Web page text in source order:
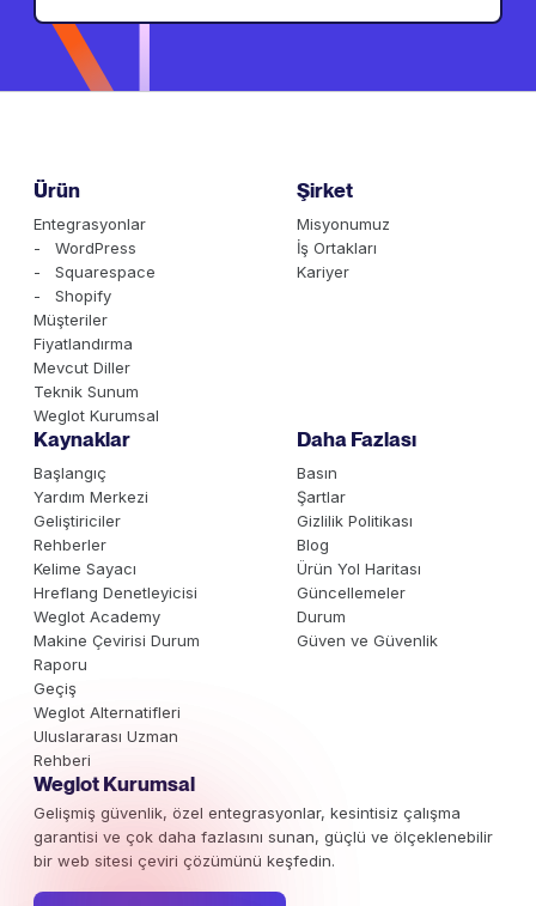
Ürün
Entegrasyonlar
- WordPress
- Squarespace
- Shopify
Müşteriler
Fiyatlandırma
Mevcut Diller
Teknik Sunum
Weglot Kurumsal
Şirket
Misyonumuz
İş Ortakları
Kariyer
Kaynaklar
Başlangıç
Yardım Merkezi
Geliştiriciler
Rehberler
Kelime Sayacı
Hreflang Denetleyicisi
Weglot Academy
Makine Çevirisi Durum
Raporu
Geçiş
Weglot Alternatifleri
Uluslararası Uzman
Rehberi
Daha Fazlası
Basın
Şartlar
Gizlilik Politikası
Blog
Ürün Yol Haritası
Güncellemeler
Durum
Güven ve Güvenlik
Weglot Kurumsal
Gelişmiş güvenlik, özel entegrasyonlar, kesintisiz çalışma
garantisi ve çok daha fazlasını sunan, güçlü ve ölçeklenebilir
bir web sitesi çeviri çözümünü keşfedin.